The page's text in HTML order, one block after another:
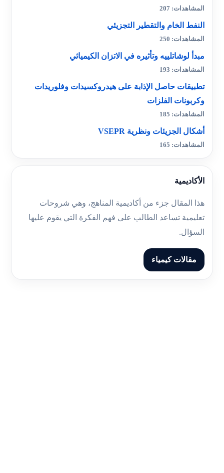
المشاهدات: 207
النفط الخام والتقطير التجزيئي
المشاهدات: 250
مبدأ لوشاتلييه وتأثيره في الاتزان الكيميائي
المشاهدات: 193
تطبيقات حاصل الإذابة على هيدروكسيدات وفلوريدات
وكربونات الفلزات
المشاهدات: 185
أشكال الجزيئات ونظرية VSEPR
المشاهدات: 165
الأكاديمية
هذا المقال جزء من أكاديمية المناهج، وهي شروحات
تعليمية تساعد الطالب على فهم الفكرة التي يقوم عليها
السؤال.
مقالات كيمياء